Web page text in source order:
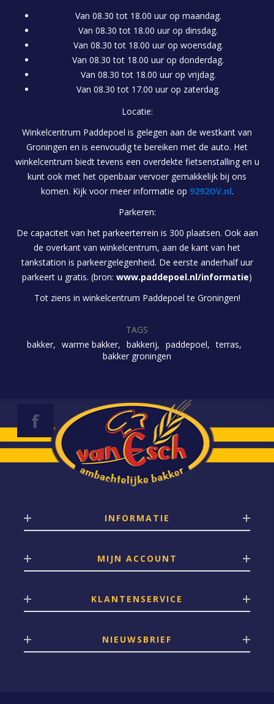
Van 08.30 tot 18.00 uur op maandag.
Van 08.30 tot 18.00 uur op dinsdag.
Van 08.30 tot 18.00 uur op woensdag.
Van 08.30 tot 18.00 uur op donderdag.
Van 08.30 tot 18.00 uur op vrijdag.
Van 08.30 tot 17.00 uur op zaterdag.
Locatie:
Winkelcentrum Paddepoel is gelegen aan de westkant van
Groningen en is eenvoudig te bereiken met de auto. Het
winkelcentrum biedt tevens een overdekte fietsenstalling en u
kunt ook met het openbaar vervoer gemakkelijk bij ons
komen. Kijk voor meer informatie op 9292OV.nl.
Parkeren:
De capaciteit van het parkeerterrein is 300 plaatsen. Ook aan
de overkant van winkelcentrum, aan de kant van het
tankstation is parkeergelegenheid. De eerste anderhalf uur
parkeert u gratis. (bron: www.paddepoel.nl/informatie)
Tot ziens in winkelcentrum Paddepoel te Groningen!
TAGS
bakker
warme bakker bakkerij paddepoel
terras
bakker groningen
INFORMATIE
MIJN ACCOUNT
KLANTENSERVICE
NIEUWSBRIEF